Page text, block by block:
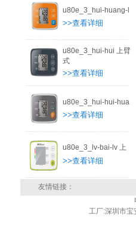
u80e_3_hui-huang-l
>>查看详细
u80e_3_hui-hui 上臂
式
>>查看详细
u80e_3_hui-hui-hua
>>查看详细
u80e_3_lv-bai-lv 上
>>查看详细
友情链接：
工厂:深圳市